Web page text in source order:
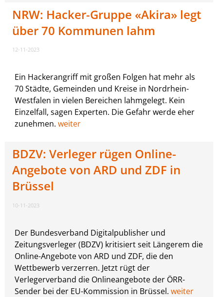
NRW: Hacker-Gruppe «Akira» legt
über 70 Kommunen lahm
12-11-2023
Ein Hackerangriff mit großen Folgen hat mehr als
70 Städte, Gemeinden und Kreise in Nordrhein-
Westfalen in vielen Bereichen lahmgelegt. Kein
Einzelfall, sagen Experten. Die Gefahr werde eher
zunehmen. weiter
BDZV: Verleger rügen Online-
Angebote von ARD und ZDF in
Brüssel
10-11-2023
Der Bundesverband Digitalpublisher und
Zeitungsverleger (BDZV) kritisiert seit Längerem die
Online-Angebote von ARD und ZDF, die den
Wettbewerb verzerren. Jetzt rügt der
Verlegerverband die Onlineangebote der ÖRR-
Sender bei der EU-Kommission in Brüssel. weiter